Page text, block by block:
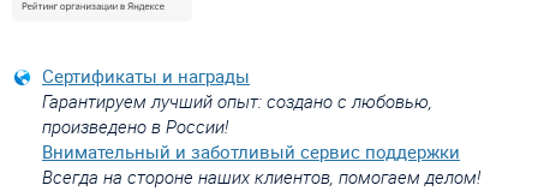
Сертификаты и награды
Гарантируем лучший опыт: создано с любовью,
произведено в России!
Внимательный и заботливый сервис поддержки
Всегда на стороне наших клиентов, помогаем делом!